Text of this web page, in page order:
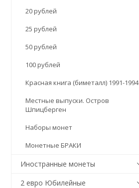
20 рублей
25 рублей
50 рублей
100 рублей
Красная книга (биметалл) 1991-1994
Местные выпуски. Остров
Шпицберген
Наборы монет
Монетные БРАКИ
Иностранные монеты
2 евро Юбилейные